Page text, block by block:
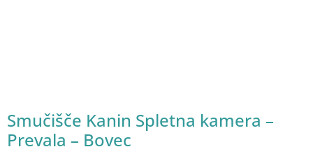
Smučišče Kanin Spletna kamera –
Prevala – Bovec